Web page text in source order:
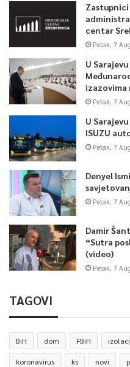
centar
Petak, 7
U
izazovima
Petak, 7
U
ISUZU
Petak, 7
Denyel
Petak, 7
Damir
“Sutra
(video)
Petak, 7
TAGOVI
BiH dom FBiH
koronavirus ks novi